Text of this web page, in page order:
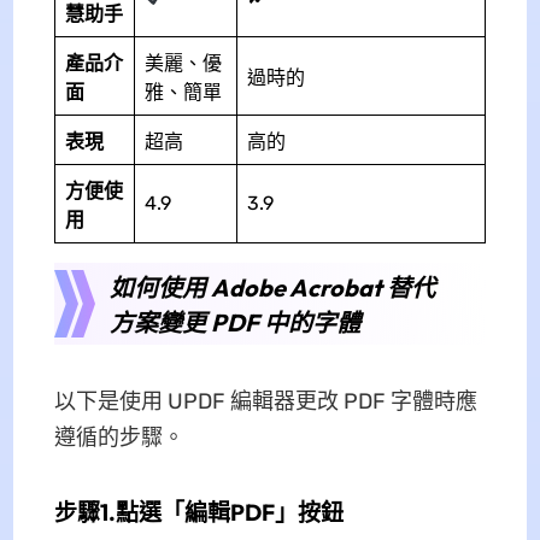
慧助手
產品介
面
美麗、優
雅、簡單
過時的
表現 超高 高的
方便使
用
4.9 3.9
如何使用 Adob​​e Acrobat 替代
方案變更 PDF 中的字體
以下是使用 UPDF 編輯器更改 PDF 字體時應
遵循的步驟。
步驟1.點選「編輯PDF」按鈕